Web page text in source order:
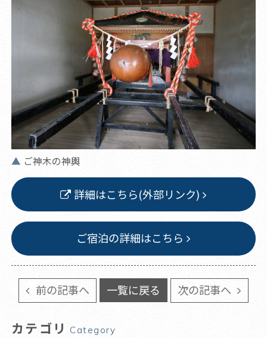
ご神木の神輿
詳細はこちら(外部リンク)
ご宿泊の詳細はこちら
前の記事へ 一覧に戻る 次の記事へ
カテゴリ Category